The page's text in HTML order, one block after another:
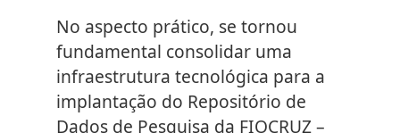
No aspecto prático, se tornou
fundamental consolidar uma
infraestrutura tecnológica para a
implantação do Repositório de
Dados de Pesquisa da FIOCRUZ –